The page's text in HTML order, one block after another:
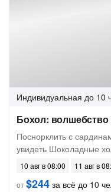
Индивидуальная до 10
Бохол:
Поснорклить с
увидеть Шоколадные
10 авг в 08:00
11 авг в
от$244 за всё до 10